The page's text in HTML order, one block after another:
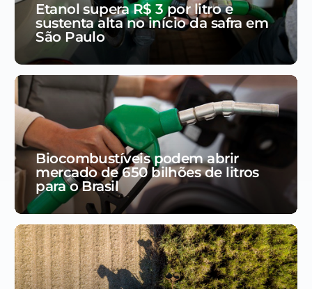
Etanol supera R$ 3 por litro e
sustenta alta no início da safra em
São Paulo
Biocombustíveis podem abrir
mercado de 650 bilhões de litros
para o Brasil